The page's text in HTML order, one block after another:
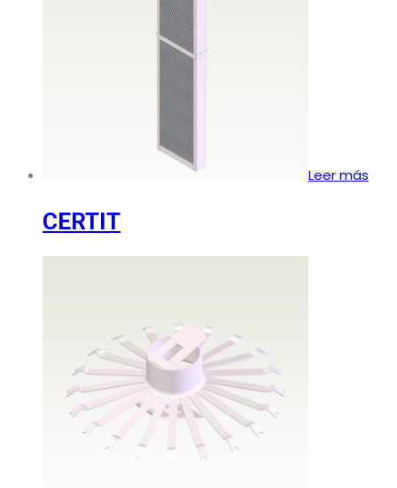
Leer más
CERTIT